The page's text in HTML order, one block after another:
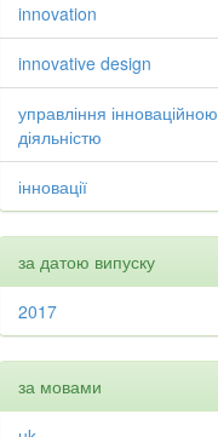
innovation
innovative design
управління інноваційною
діяльністю
інновації
за датою випуску
2017
за мовами